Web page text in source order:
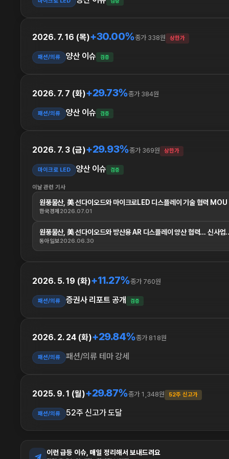
2026. 7. 16 (목)+30.00%종가 338원 상한가
패션/의류 양산 이슈 검증
2026. 7. 7 (화)+29.73%종가 384원
패션/의류 양산 이슈 검증
2026. 7. 3 (금)+29.93%종가 369원 상한가
마이크로 LED 양산 이슈 검증
이날 관련 기사
원풍물산, 美 선다이오드와 마이크로LED 디스플레이 기술 협력 MOU
한국경제 2026.07.01
원풍물산, 美 선다이오드와 방산용 AR 디스플레이 양산 협력… 신사업
동아일보2026.06.30
2026. 5. 19 (화)+11.27%종가 760원
패션/의류 증권사 리포트 공개 검증
2026. 2. 24 (화)+29.84%종가 818원
패션/의류 패션/의류 테마 강세
2025. 9. 1 (월)+29.87%종가 1,348원 52주 신고가
패션/의류 52주 신고가 도달
이런 급등 이슈, 매일 정리해서 보내드려요